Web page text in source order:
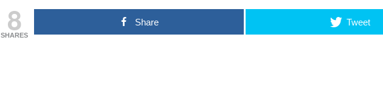
8
SHARES
Share Tweet